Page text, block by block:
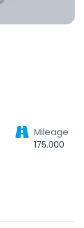
Mileage
175.000